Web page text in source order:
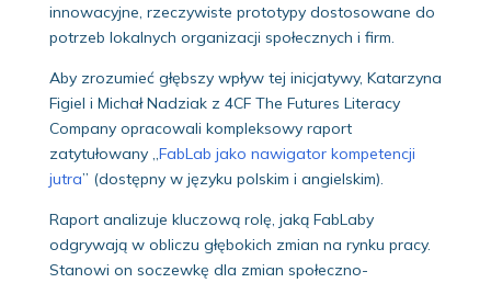
innowacyjne, rzeczywiste prototypy dostosowane do
potrzeb lokalnych organizacji społecznych i firm.
Aby zrozumieć głębszy wpływ tej inicjatywy, Katarzyna
Figiel i Michał Nadziak z 4CF The Futures Literacy
Company opracowali kompleksowy raport
zatytułowany „FabLab jako nawigator kompetencji
jutra” (dostępny w języku polskim i angielskim).
Raport analizuje kluczową rolę, jaką FabLaby
odgrywają w obliczu głębokich zmian na rynku pracy.
Stanowi on soczewkę dla zmian społeczno-